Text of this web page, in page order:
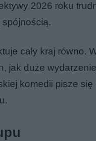
2026 roku
spójnością.
cały kraj równo.
jak duże
komedii pisze się